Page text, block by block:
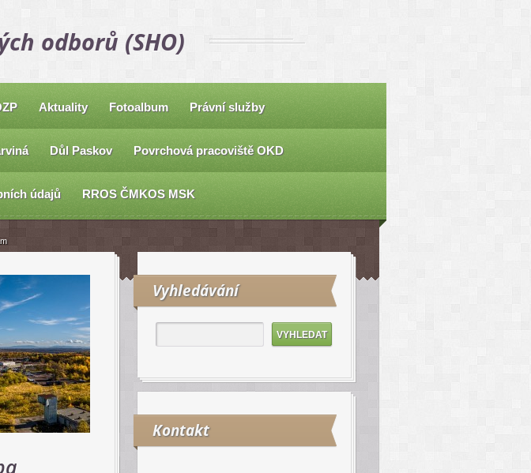
odborů (SHO)
Aktuality Fotoalbum Právní služby
Důl Paskov Povrchová pracoviště OKD
údajů RROS ČMKOS MSK
Vyhledávání
Kontakt